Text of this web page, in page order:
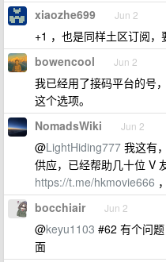
xiaozhe699 Jun 2
+1 ，也是同样土区订阅，
bowencool Jun 2
我已经用了接码平台的号
这个选项。
NomadsWiki Jun 2
@LightHiding777 我这有
供应，已经帮助几十位 V
https://t.me/hkmovie666
bocchiair Jun 2
@keyu1103 #62 有个问
面